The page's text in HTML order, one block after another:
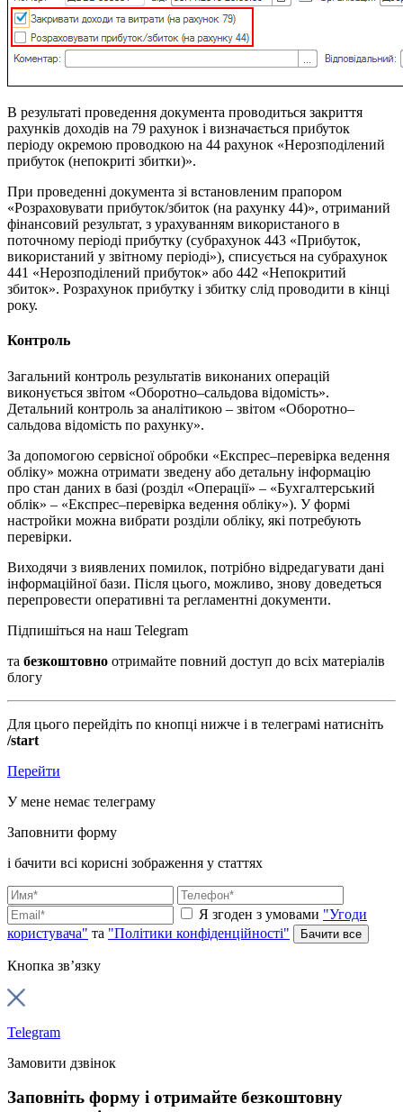
В результаті проведення документа проводиться закриття
рахунків доходів на 79 рахунок і визначається прибуток
періоду окремою проводкою на 44 рахунок «Нерозподілений
прибуток (непокриті збитки)».
При проведенні документа зі встановленим прапором
«Розраховувати прибуток/збиток (на рахунку 44)», отриманий
фінансовий результат, з урахуванням використаного в
поточному періоді прибутку (субрахунок 443 «Прибуток,
використаний у звітному періоді»), списується на субрахунок
441 «Нерозподілений прибуток» або 442 «Непокритий
збиток». Розрахунок прибутку і збитку слід проводити в кінці
року.
Контроль
Загальний контроль результатів виконаних операцій
виконується звітом «Оборотно–сальдова відомість».
Детальний контроль за аналітикою – звітом «Оборотно–
сальдова відомість по рахунку».
За допомогою сервісної обробки «Експрес–перевірка ведення
обліку» можна отримати зведену або детальну інформацію
про стан даних в базі (розділ «Операції» – «Бухгалтерський
облік» – «Експрес–перевірка ведення обліку»). У формі
настройки можна вибрати розділи обліку, які потребують
перевірки.
Виходячи з виявлених помилок, потрібно відредагувати дані
інформаційної бази. Після цього, можливо, знову доведеться
перепровести оперативні та регламентні документи.
Підпишіться на наш Telegram
та безкоштовно отримайте повний доступ до всіх матеріалів
блогу
Для цього перейдіть по кнопці нижче і в телеграмі натисніть
/start
Перейти
У мене немає телеграму
Заповнити форму
і бачити всі корисні зображення у статтях
Я згоден з умовами "Угоди
користувача" та "Політики конфіденційності"
Кнопка зв’язку
Telegram
Замовити дзвінок
Заповніть форму і отримайте безкоштовну